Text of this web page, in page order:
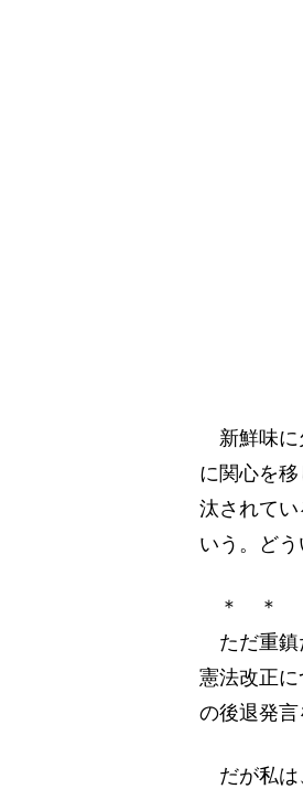
新鮮味に
に関心を
汰されて
いう。どう
＊ ＊
ただ重鎮
憲法改正
の後退発言
だが私は